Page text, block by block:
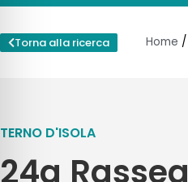
Torna alla ricerca Home /
TERNO D'ISOLA
24a